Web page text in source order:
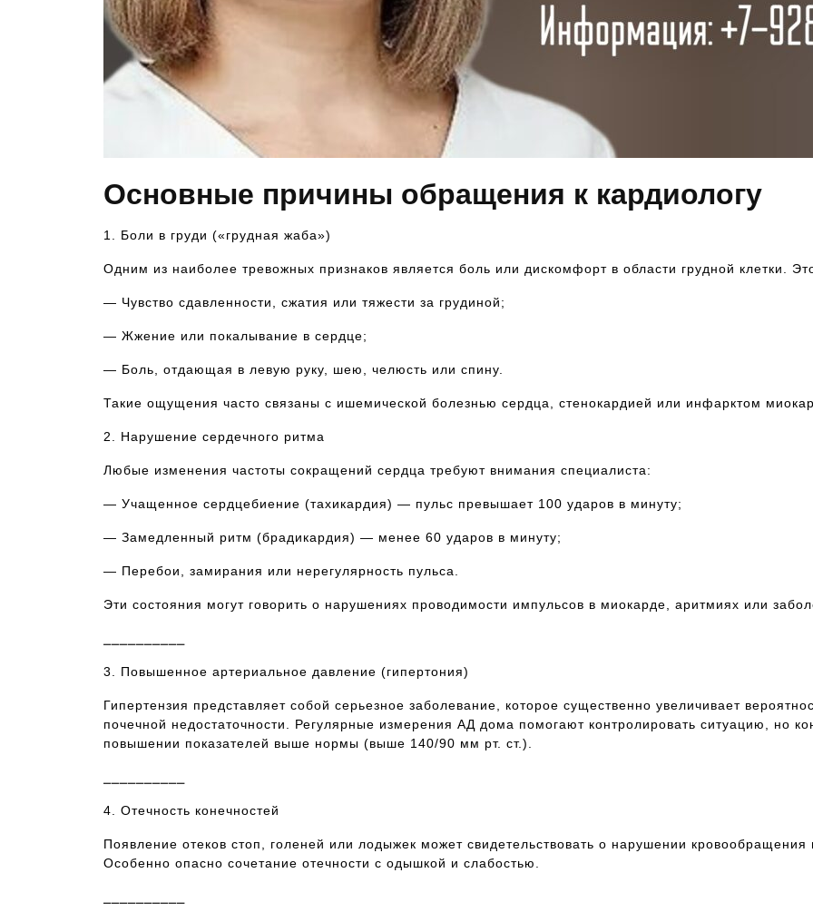
Основные причины обращения к кардиологу
1. Боли в груди («грудная жаба»)
Одним из наиболее тревожных признаков является боль или дискомфорт в области грудной клетки.
— Чувство сдавленности, сжатия или тяжести за грудиной;
— Жжение или покалывание в сердце;
— Боль, отдающая в левую руку, шею, челюсть или спину.
Такие ощущения часто связаны с ишемической болезнью сердца, стенокардией или инфарктом
2. Нарушение сердечного ритма
Любые изменения частоты сокращений сердца требуют внимания специалиста:
— Учащенное сердцебиение (тахикардия) — пульс превышает 100 ударов в минуту;
— Замедленный ритм (брадикардия) — менее 60 ударов в минуту;
— Перебои, замирания или нерегулярность пульса.
Эти состояния могут говорить о нарушениях проводимости импульсов в миокарде, аритмиях или
3. Повышенное артериальное давление (гипертония)
Гипертензия представляет собой серьезное заболевание, которое существенно увеличивает
почечной недостаточности. Регулярные измерения АД дома помогают контролировать ситуацию, но
повышении показателей выше нормы (выше 140/90 мм рт. ст.).
4. Отечность конечностей
Появление отеков стоп, голеней или лодыжек может свидетельствовать о нарушении кровообращения
Особенно опасно сочетание отечности с одышкой и слабостью.